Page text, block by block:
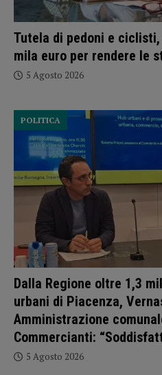
Tutela di pedoni e
mila euro per rendere le
5 Agosto 2026
Dalla Regione oltre 1,3
urbani di Piacenza,
Amministrazione
Commercianti:
POLITICA
5 Agosto 2026